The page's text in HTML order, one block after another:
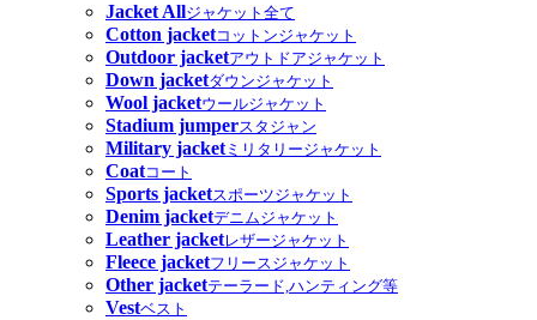
Jacket Allジャケット全て
Cotton jacketコットンジャケット
Outdoor jacketアウトドアジャケット
Down jacketダウンジャケット
Wool jacketウールジャケット
Stadium jumperスタジャン
Military jacketミリタリージャケット
Coatコート
Sports jacketスポーツジャケット
Denim jacketデニムジャケット
Leather jacketレザージャケット
Fleece jacketフリースジャケット
Other jacketテーラード,ハンティング等
Vestベスト